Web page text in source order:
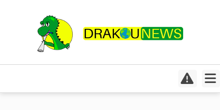
Actualités
Culture